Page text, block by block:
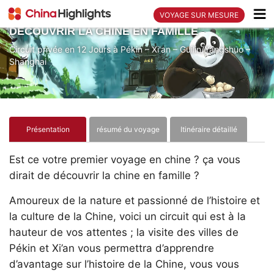
VOYAGE SUR MESURE
DÉCOUVRIR LA CHINE EN FAMILLE
Circuit privée en 12 Jours à Pékin – Xi'an – Guilin/Yangshuo –
Shanghai
Présentation résumé du voyage Itinéraire détaillé
Hébergement Tarif
Est ce votre premier voyage en chine ? ça vous
dirait de découvrir la chine en famille ?
Amoureux de la nature et passionné de l’histoire et
la culture de la Chine, voici un circuit qui est à la
hauteur de vos attentes ; la visite des villes de
Pékin et Xi’an vous permettra d’apprendre
d’avantage sur l’histoire de la Chine, vous vous